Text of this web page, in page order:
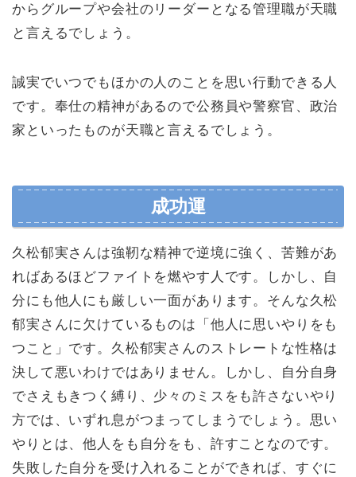
からグループや会社のリーダーとなる管理職が天職
と言えるでしょう。
誠実でいつでもほかの人のことを思い行動できる人
です。奉仕の精神があるので公務員や警察官、政治
家といったものが天職と言えるでしょう。
成功運
久松郁実さんは強靭な精神で逆境に強く、苦難があ
ればあるほどファイトを燃やす人です。しかし、自
分にも他人にも厳しい一面があります。そんな久松
郁実さんに欠けているものは「他人に思いやりをも
つこと」です。久松郁実さんのストレートな性格は
決して悪いわけではありません。しかし、自分自身
でさえもきつく縛り、少々のミスをも許さないやり
方では、いずれ息がつまってしまうでしょう。思い
やりとは、他人をも自分をも、許すことなのです。
失敗した自分を受け入れることができれば、すぐに